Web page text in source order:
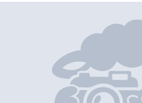
The Tiffany